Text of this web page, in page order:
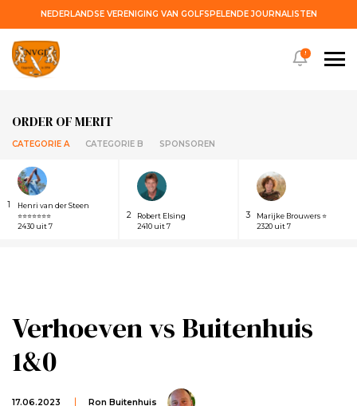
NEDERLANDSE VERENIGING VAN GOLFSPELENDE JOURNALISTEN
ORDER OF MERIT
CATEGORIE A CATEGORIE B SPONSOREN
1
Henri van der Steen
⭐⭐⭐⭐⭐⭐⭐
2430 uit 7
2
Robert Elsing
2410 uit 7
3
Marijke Brouwers ⭐
2320 uit 7
!
Verhoeven vs Buitenhuis
1&0
17.06.2023 Ron Buitenhuis